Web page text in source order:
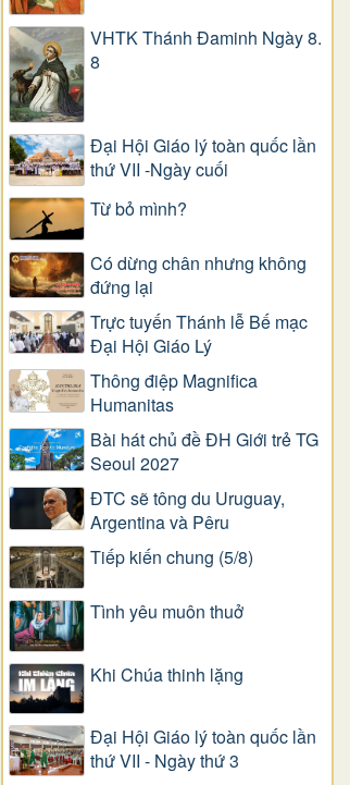
VHTK Thánh Đaminh Ngày 8.
8
Đại Hội Giáo lý toàn quốc lần
thứ VII -Ngày cuối
Từ bỏ mình?
Có dừng chân nhưng không
đứng lại
Trực tuyến Thánh lễ Bế mạc
Đại Hội Giáo Lý
Thông điệp Magnifica
Humanitas
Bài hát chủ đề ĐH Giới trẻ TG
Seoul 2027
ĐTC sẽ tông du Uruguay,
Argentina và Pêru
Tiếp kiến chung (5/8)
Tình yêu muôn thuở
Khi Chúa thinh lặng
Đại Hội Giáo lý toàn quốc lần
thứ VII - Ngày thứ 3